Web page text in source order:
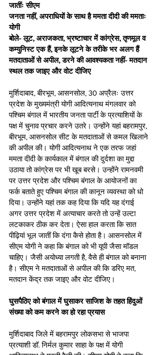
जातींः सीएम
जनता नहीं, अपराधियों के साथ है ममता दीदी की ममताः
योगी
बोले- लूट, अराजकता, भ्रष्टाचार में कांग्रेस, तृणमूल व
कम्युनिस्ट एक हैं, इनके लूटने के तरीके भर अलग हैं
मतदाताओं से अपील, डरने की आवश्यकता नहीं- मतदान
स्थल तक जाइए और वोट दीजिए
मुर्शिदाबाद, बीरभूम, आसनसोल, 30 अप्रैलः उत्तर
प्रदेश के मुख्यमंत्री योगी आदित्यनाथ मंगलवार को
पश्चिम बंगाल में भारतीय जनता पार्टी के प्रत्याशियों के
पक्ष में चुनाव प्रचार करने उतरे। उन्होंने यहां बहरामपुर,
बीरभूम, आसनसोल सीट के मतदाताओं से कमल खिलाने
की अपील की। योगी आदित्यनाथ ने एक तरफ जहां
ममता दीदी के कार्यकाल में बंगाल की दुर्दशा का मुद्दा
उठाया तो कांग्रेस पर भी खूब बरसे। उन्होंने रामनवमी
पर उत्तर प्रदेश और पश्चिम बंगाल के आयोजनों का
फर्क बताते हुए पश्चिम बंगाल की कानून व्यवस्था को धो
दिया। उन्होंने यहां तक कह दिया कि यदि यह दंगाई
अगर उत्तर प्रदेश में अत्याचार करते तो उन्हें उल्टा
लटकाकर ठीक कर देता। ऐसा हाल करता कि सात
पीढ़ियां भूल जातीं कि दंगा कैसे होता है। आसनसोल में
सीएम योगी ने कहा कि बंगाल को भी यूपी जैसा मॉडल
चाहिए। जैसी अयोध्या लगती है, वैसे ही बंगाल को बनाना
है। सीएम ने मतदाताओं से अपील की कि डरिए मत,
मतदान केंद्र तक जाइए और वोट दीजिए।
घुसपैठिए को बंगाल में घुसाकर साजिश के तहत हिंदुओं
संख्या को कम करने का हो रहा प्रयास
मुर्शिदाबाद जिले में बहरामपुर लोकसभा से भाजपा
प्रत्याशी डॉ. निर्मल कुमार साहा के पक्ष में योगी